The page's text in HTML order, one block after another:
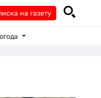
на газету